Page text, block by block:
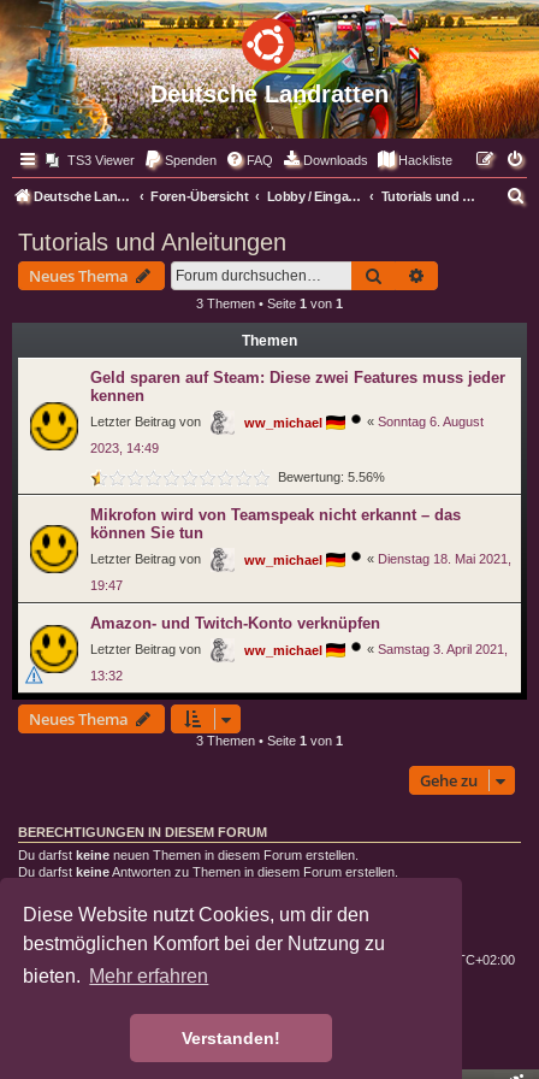
Diese Website nutzt Cookies, um dir den
bestmöglichen Komfort bei der Nutzung zu
bieten. Mehr erfahren
Verstanden!
Deutsche Landratten
TS3 Viewer Spenden FAQ Downloads Hackliste
Deutsche Landratten Foren-Übersicht Lobby / Eingangsbereich Tutorials und Anleitungen
Tutorials und Anleitungen
Neues Thema Suche
3 Themen • Seite 1 von 1
Themen
Geld sparen auf Steam: Diese zwei Features muss jeder
kennen
Letzter Beitrag von ww_michael « Sonntag 6. August
2023, 14:49
Bewertung: 5.56%
Mikrofon wird von Teamspeak nicht erkannt – das
können Sie tun
Letzter Beitrag von ww_michael « Dienstag 18. Mai 2021,
19:47
Amazon- und Twitch-Konto verknüpfen
Letzter Beitrag von ww_michael « Samstag 3. April 2021,
13:32
Neues Thema
3 Themen • Seite 1 von 1
Gehe zu
BERECHTIGUNGEN IN DIESEM FORUM
Du darfst keine neuen Themen in diesem Forum erstellen.
Du darfst keineAntworten zu Themen in diesem Forum erstellen.
Du darfst deine Beiträge in diesem Forum
löschen.
Du darfst keineDateianhänge in diesem Forum erstellen.
UTC+02:00
Datenschutz|Nutzungsbedingungen